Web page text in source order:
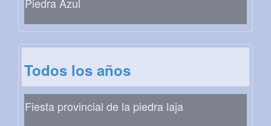
Piedra Azul
Todos los años
Fiesta provincial de la piedra laja